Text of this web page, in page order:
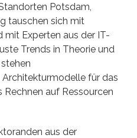
Potsdam,
tauschen sich mit
mit Experten aus der IT-
Trends in Theorie und
für das
auf Ressourcen
aus der